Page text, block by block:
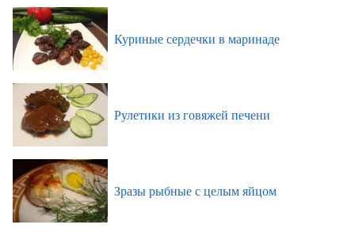
Куриные сердечки в маринаде
Рулетики из говяжей печени
Зразы рыбные с целым яйцом